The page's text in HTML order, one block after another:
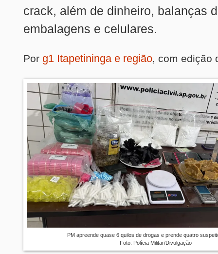
crack, além de dinheiro, balanças
embalagens e celulares.
Por g1 Itapetininga e região, com edição
PM apreende quase 6 quilos de drogas e prende quatro
Foto: Polícia Militar/Divulgação